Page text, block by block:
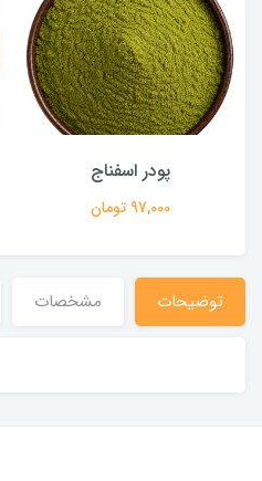
پودر اسفناج
97,000 تومان
توضیحات مشخصات